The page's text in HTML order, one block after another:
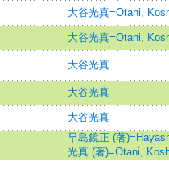
大谷光真=Otani,
大谷光真=Otani,
大谷光真
大谷光真
大谷光真
早島鏡正 (著
光真 (著)=Otani,